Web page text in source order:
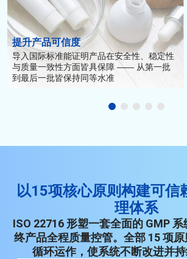
提升产品可信度
导入国际标准能证明产品在安全性、稳定性
与质量一致性方面皆具保障 —— 从第一批
到最后一批皆保持同等水准
以15项核心原则构建可信
理体系
ISO 22716 形塑一套全面的 GMP
终产品全程质量控管。全部 15 项原
循环运作，使系统不断改进并